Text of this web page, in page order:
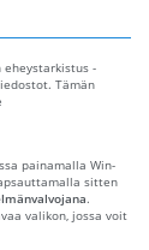
-
Tämän
painamalla Win-
sitten
.
valikon, jossa voit